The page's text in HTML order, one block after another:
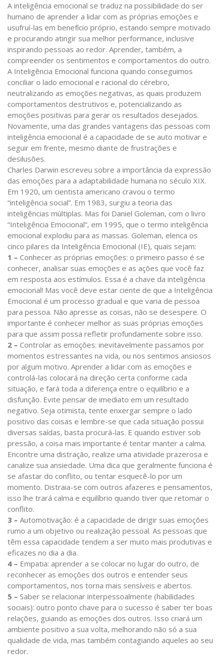
A inteligência emocional se traduz na possibilidade do ser
humano de aprender a lidar com as próprias emoções e
usufruí-las em benefício próprio, estando sempre motivado
e procurando atingir sua melhor performance, inclusive
inspirando pessoas ao redor. Aprender, também, a
compreender os sentimentos e comportamentos do outro.
A Inteligência Emocional funciona quando conseguimos
conciliar o lado emocional e racional do cérebro,
neutralizando as emoções negativas, as quais produzem
comportamentos destrutivos e, potencializando as
emoções positivas para gerar os resultados desejados.
Novamente, uma das grandes vantagens das pessoas com
inteligência emocional é a capacidade de se auto motivar e
seguir em frente, mesmo diante de frustrações e
desilusões.
Charles Darwin escreveu sobre a importância da expressão
das emoções para a adaptabilidade humana no século XIX.
Em 1920, um cientista americano cravou o termo
“inteligência social”. Em 1983, surgiu a teoria das
inteligências múltiplas. Mas foi Daniel Goleman, com o livro
“Inteligência Emocional“, em 1995, que o termo inteligência
emocional explodiu para as massas. Goleman, elenca os
cinco pilares da Inteligência Emocional (IE), quais sejam:
1 – Conhecer as próprias emoções: o primeiro passo é se
conhecer, analisar suas emoções e as ações que você faz
em resposta aos estímulos. Essa é a chave da inteligência
emocional! Mas você deve estar ciente de que a Inteligência
Emocional é um processo gradual e que varia de pessoa
para pessoa. Não apresse as coisas, não se desespere. O
importante é conhecer melhor as suas próprias emoções
para que assim possa refletir profundamente sobre isso.
2 – Controlar as emoções: inevitavelmente passamos por
momentos estressantes na vida, ou nos sentimos ansiosos
por algum motivo. Aprender a lidar com as emoções e
controlá-las colocará na direção certa conforme cada
situação, e fará toda a diferença entre o equilíbrio e a
disfunção. Evite pensar de imediato em um resultado
negativo. Seja otimista, tente enxergar sempre o lado
positivo das coisas e lembre-se que cada situação possui
diversas saídas, basta procurá-las. E quando estiver sob
pressão, a coisa mais importante é tentar manter a calma.
Encontre uma distração, realize uma atividade prazerosa e
canalize sua ansiedade. Uma dica que geralmente funciona é
se afastar do conflito, ou tentar esquecê-lo por um
momento. Distraia-se com outros afazeres e pensamentos,
isso lhe trará calma e equilíbrio quando tiver que retomar o
conflito.
3 – Automotivação: é a capacidade de dirigir suas emoções
rumo a um objetivo ou realização pessoal. As pessoas que
têm essa capacidade tendem a ser muito mais produtivas e
eficazes no dia a dia.
4 – Empatia: aprender a se colocar no lugar do outro, de
reconhecer as emoções dos outros e entender seus
comportamentos, nos torna mais sensíveis e abertos.
5 – Saber se relacionar interpessoalmente (habilidades
sociais): outro ponto chave para o sucesso é saber ter boas
relações, guiando as emoções dos outros. Isso criará um
ambiente positivo a sua volta, melhorando não só a sua
qualidade de vida, mas também contagiando aqueles ao seu
redor.